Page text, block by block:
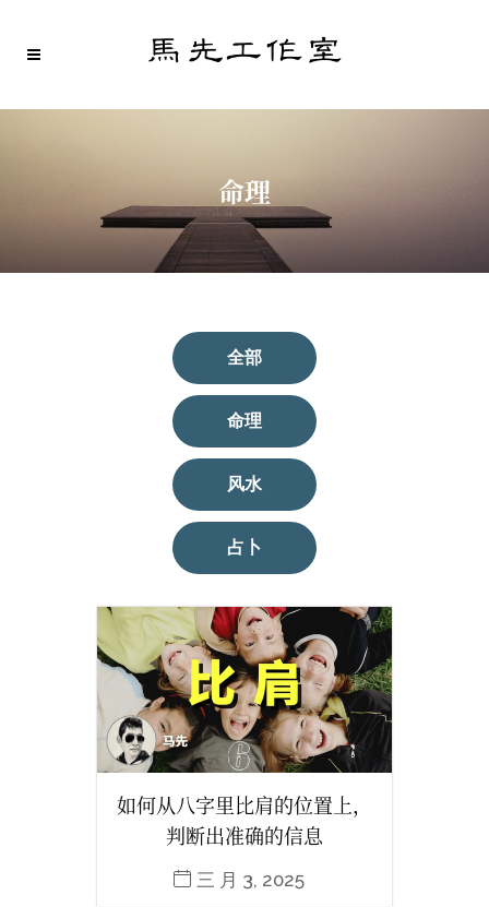
命理
全部
命理
风水
占卜
如何从八字里比肩的位置上，
判断出准确的信息
三 月 3, 2025